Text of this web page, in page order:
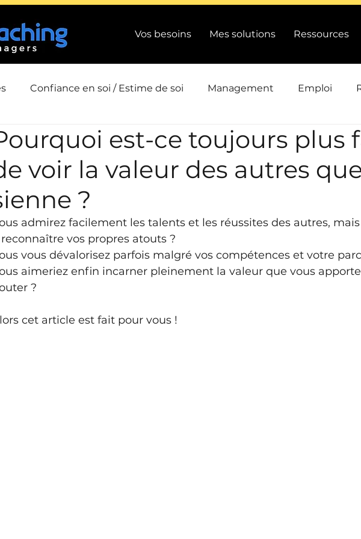
Vos besoins Mes solutions Ressources
Confiance en soi / Estime de soi Management Emploi
Conflits Intelligence collective Efficacité /
Emotions / Energie
temps / Priorisation Actualité
est-ce toujours plus
voir la valeur des autres
?
admirez facilement les talents et les réussites des autres,
vos propres atouts ?
vous dévalorisez parfois malgré vos compétences et votre
aimeriez enfin incarner pleinement la valeur que vous
?
cet article est fait pour vous !